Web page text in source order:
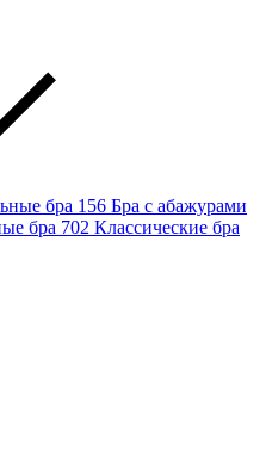
бра 156 Бра с абажурами
бра 702 Классические бра